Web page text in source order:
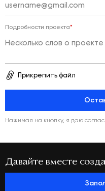
Подробности проекта*
Прикрепить файл
Нажимая на кнопку, я даю
Давайте вместе